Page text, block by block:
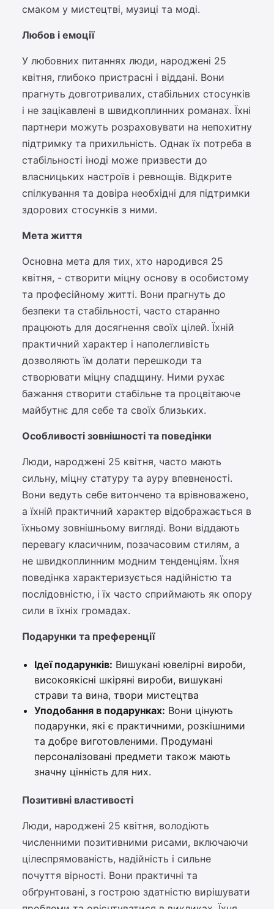
смаком у мистецтві, музиці та моді.
Любов і емоції
У любовних питаннях люди, народжені 25
квітня, глибоко пристрасні і віддані. Вони
прагнуть довготривалих, стабільних стосунків
і не зацікавлені в швидкоплинних романах. Їхні
партнери можуть розраховувати на непохитну
підтримку та прихильність. Однак їх потреба в
стабільності іноді може призвести до
власницьких настроїв і ревнощів. Відкрите
спілкування та довіра необхідні для підтримки
здорових стосунків з ними.
Мета життя
Основна мета для тих, хто народився 25
квітня, - створити міцну основу в особистому
та професійному житті. Вони прагнуть до
безпеки та стабільності, часто старанно
працюють для досягнення своїх цілей. Їхній
практичний характер і наполегливість
дозволяють їм долати перешкоди та
створювати міцну спадщину. Ними рухає
бажання створити стабільне та процвітаюче
майбутнє для себе та своїх близьких.
Особливості зовнішності та поведінки
Люди, народжені 25 квітня, часто мають
сильну, міцну статуру та ауру впевненості.
Вони ведуть себе витончено та врівноважено,
а їхній практичний характер відображається в
їхньому зовнішньому вигляді. Вони віддають
перевагу класичним, позачасовим стилям, а
не швидкоплинним модним тенденціям. Їхня
поведінка характеризується надійністю та
послідовністю, і їх часто сприймають як опору
сили в їхніх громадах.
Подарунки та преференції
Ідеї подарунків: Вишукані ювелірні вироби,
високоякісні шкіряні вироби, вишукані
страви та вина, твори мистецтва
Уподобання в подарунках: Вони цінують
подарунки, які є практичними, розкішними
та добре виготовленими. Продумані
персоналізовані предмети також мають
значну цінність для них.
Позитивні властивості
Люди, народжені 25 квітня, володіють
численними позитивними рисами, включаючи
цілеспрямованість, надійність і сильне
почуття вірності. Вони практичні та
обґрунтовані, з гострою здатністю вирішувати